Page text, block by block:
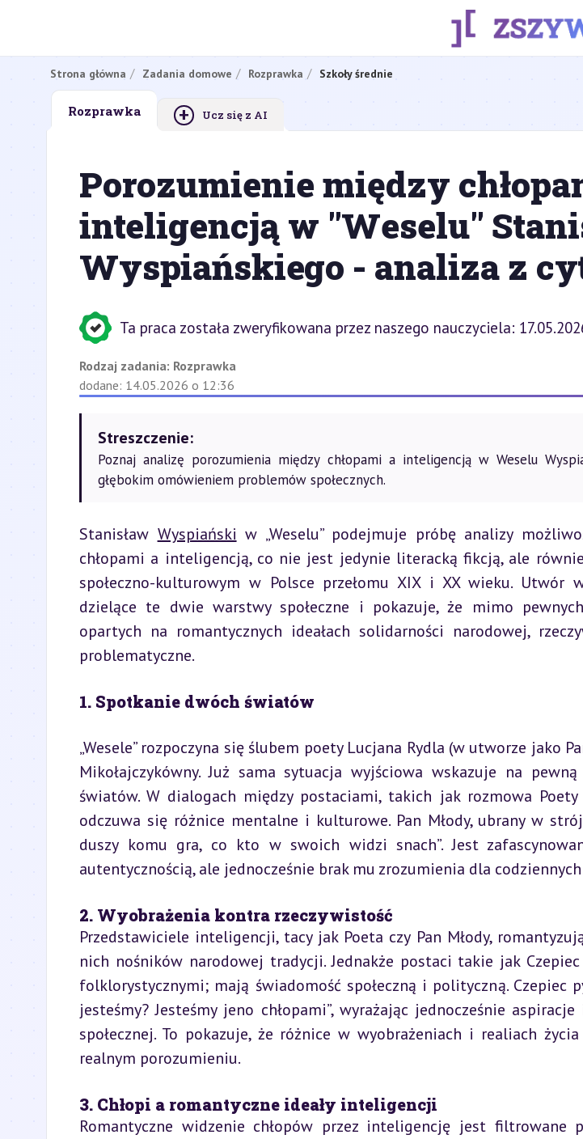
Strona główna Zadania domowe Rozprawka Szkoły średnie
Rozprawka + Ucz się z AI
Porozumienie między
inteligencją w "Weselu"
Wyspiańskiego - analiza z
Ta praca została zweryfikowana przez naszego nauczyciela:
Rodzaj zadania: Rozprawka
dodane: 14.05.2026 o 12:36
Streszczenie:
Poznaj analizę porozumienia między chłopami a inteligencją w Weselu
głębokim omówieniem problemów społecznych.
Stanisław Wyspiański w „Weselu” podejmuje próbę analizy
chłopami a inteligencją, co nie jest jedynie literacką fikcją, ale
społeczno-kulturowym w Polsce przełomu XIX i XX wieku. Utwór
dzielące te dwie warstwy społeczne i pokazuje, że mimo
opartych na romantycznych ideałach solidarności narodowej,
problematyczne.
1. Spotkanie dwóch światów
„Wesele” rozpoczyna się ślubem poety Lucjana Rydla (w utworze jako
Mikołajczykówny. Już sama sytuacja wyjściowa wskazuje na
światów. W dialogach między postaciami, takich jak rozmowa Poety
odczuwa się różnice mentalne i kulturowe. Pan Młody, ubrany w
duszy komu gra, co kto w swoich widzi snach”. Jest
autentycznością, ale jednocześnie brak mu zrozumienia dla
2. Wyobrażenia kontra rzeczywistość
Przedstawiciele inteligencji, tacy jak Poeta czy Pan Młody,
nich nośników narodowej tradycji. Jednakże postaci takie jak
folklorystycznymi; mają świadomość społeczną i polityczną. Czepiec
jesteśmy? Jesteśmy jeno chłopami”, wyrażając jednocześnie
społecznej. To pokazuje, że różnice w wyobrażeniach i realiach
realnym porozumieniu.
3. Chłopi a romantyczne ideały inteligencji
Romantyczne widzenie chłopów przez inteligencję jest filtrowane